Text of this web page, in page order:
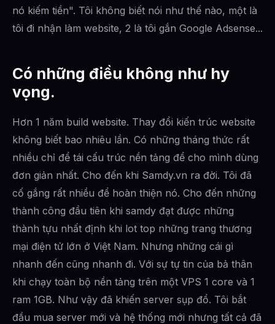
nó kiếm tiền". Tôi không biết nói như thế nào, một là
tôi đi nhận làm website, 2 là tôi gắn Google Adsense...
Có những điều không như hy
vọng.
Hơn 1 năm build website. Thay đổi kiến trúc website
không biết bao nhiêu lần. Có những tháng thức rất
nhiều chỉ để tái cấu trúc nền tảng để cho mình dùng
đơn giản nhất. Cho đến khi Samdy.vn ra đời. Tôi đã
cố gắng rất nhiều để hoàn thiện nó. Cho đến những
thành công đầu tiên khi samdy đạt được những
thành tựu nhất định khi lot top những trang thương
mại điện tử lớn ở Việt Nam. Nhưng những cái gì
nhanh đến cũng nhanh đi. Với sự tự tin của bả thân
khi chạy toàn bộ nền tảng trên một VPS 1 core và 1
ram 1GB. Như vậy đã khiến server sụp đổ. Tôi bắt
đầu mua server mới và hệ thống mới nhưng tất cả đã